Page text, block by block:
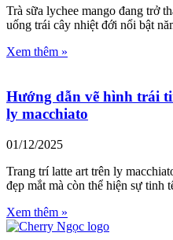
Trà sữa lychee mango đang trở
uống trái cây nhiệt đới nổi bật
Xem thêm »
Hướng dẫn vẽ hình trái
ly macchiato
01/12/2025
Trang trí latte art trên ly
đẹp mắt mà còn thể hiện sự tinh
Xem thêm »